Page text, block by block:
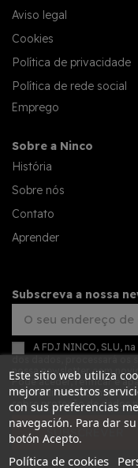
Aviso legal
Cookies
Política de privacidade
Política de rede social
Emprego
Sobre a Ninco
História
Sobre nós
Contato
Aprender
Subscreva a nossa
A FDJ NINCO, SLU,
nossa newsletter com
Pode aceder, retificar e
outros direitos,
sobre proteção de dados
SUBSCREVER
Este sitio web utiliza
mejorar nuestros
con sus preferencias
navegación. Para dar
botón Acepto.
Política de cookies